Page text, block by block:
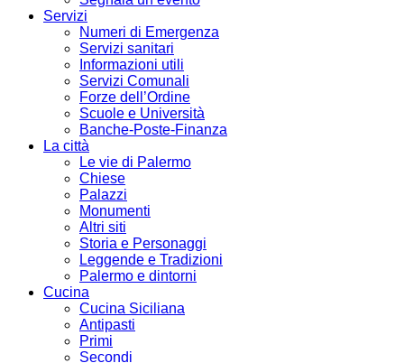
Servizi
Numeri di Emergenza
Servizi sanitari
Informazioni utili
Servizi Comunali
Forze dell’Ordine
Scuole e Università
Banche-Poste-Finanza
La città
Le vie di Palermo
Chiese
Palazzi
Monumenti
Altri siti
Storia e Personaggi
Leggende e Tradizioni
Palermo e dintorni
Cucina
Cucina Siciliana
Antipasti
Primi
Secondi